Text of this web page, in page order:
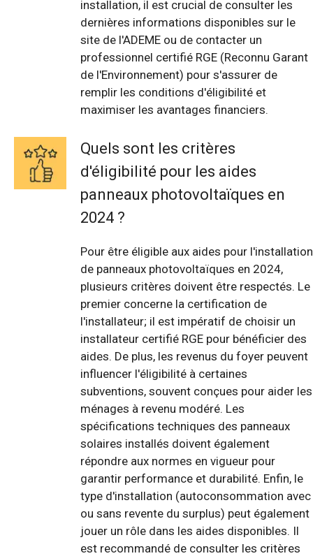
installation, il est crucial de consulter les
dernières informations disponibles sur le
site de l'ADEME ou de contacter un
professionnel certifié RGE (Reconnu Garant
de l'Environnement) pour s'assurer de
remplir les conditions d'éligibilité et
maximiser les avantages financiers.
Quels sont les critères
d'éligibilité pour les aides
panneaux photovoltaïques en
2024 ?
Pour être éligible aux aides pour l'installation
de panneaux photovoltaïques en 2024,
plusieurs critères doivent être respectés. Le
premier concerne la certification de
l'installateur; il est impératif de choisir un
installateur certifié RGE pour bénéficier des
aides. De plus, les revenus du foyer peuvent
influencer l'éligibilité à certaines
subventions, souvent conçues pour aider les
ménages à revenu modéré. Les
spécifications techniques des panneaux
solaires installés doivent également
répondre aux normes en vigueur pour
garantir performance et durabilité. Enfin, le
type d'installation (autoconsommation avec
ou sans revente du surplus) peut également
jouer un rôle dans les aides disponibles. Il
est recommandé de consulter les critères